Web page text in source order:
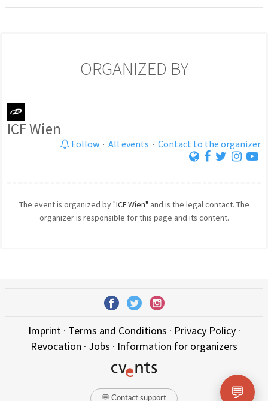
ORGANIZED BY
ICF Wien
Follow · All events · Contact to the organizer
The event is organized by"ICF Wien" and is the legal contact. The
organizer is responsible for this page and its content.
Imprint· Terms and Conditions · Privacy Policy·
Revocation · Jobs · Information for organizers
💬 Contact support 💬